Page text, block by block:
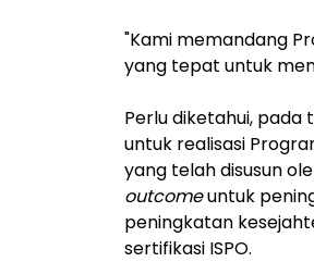
"Kami memandang
yang tepat untuk
Perlu diketahui, pada
untuk realisasi
yang telah disusun
outcomeuntuk
peningkatan
sertifikasi ISPO.